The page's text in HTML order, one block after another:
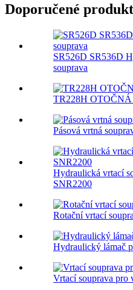
Doporučené
SR526D SR536D
souprava
TR228H
Pásová vrtná
Hydraulická vrtací
SNR2200
Rotační vrtací
Hydraulický lámač
Vrtací souprava pro